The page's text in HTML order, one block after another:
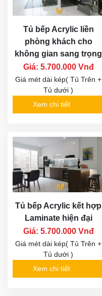
Tủ bếp Acrylic liền
phòng khách cho
không gian sang trọng
Giá: 5.700.000 Vnđ
Giá mét dài kép( Tủ Trên +
Tủ dưới )
Xem chi tiết
Tủ bếp Acrylic kết hợp
Laminate hiện đại
Giá: 5.700.000 Vnđ
Giá mét dài kép( Tủ Trên +
Tủ dưới )
Xem chi tiết